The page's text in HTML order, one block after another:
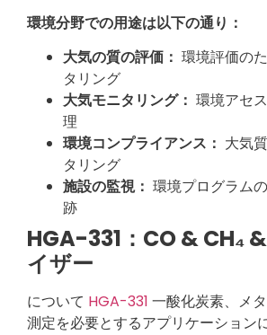
環境分野での用途は以下の通り：
大気の質の評価： 環境評価の
タリング
大気モニタリング： 環境アセ
理
環境コンプライアンス： 大気
タリング
施設の監視： 環境プログラム
跡
HGA-331：CO & CH₄
イザー
について HGA-331 一酸化炭素、メ
測定を必要とするアプリケーション